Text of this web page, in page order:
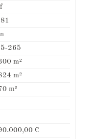
265
m²
m²
m²
€